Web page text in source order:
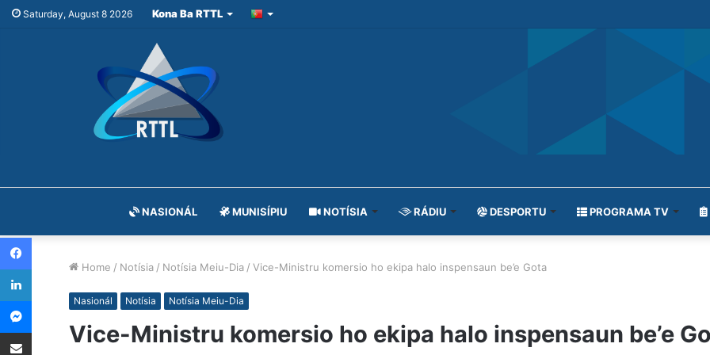
Saturday, August 8 2026 Kona Ba RTTL
NASIONÁL MUNISÍPIU NOTÍSIA RÁDIU DESPORTU PROGRAMA TV
Home / Notísia / Notísia Meiu-Dia / Vice-Ministru komersio ho ekipa halo inspensaun be’e Gota
Nasionál Notísia Notísia Meiu-Dia
Vice-Ministru komersio ho ekipa halo inspensaun be’e
Facebook
LinkedIn
Messenger